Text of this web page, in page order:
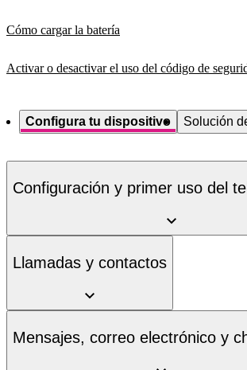
Cómo cargar la batería
Activar o desactivar el uso del código de
Configura tu dispositivo Solución
Configuración y primer uso del
Llamadas y contactos
Mensajes, correo electrónico y